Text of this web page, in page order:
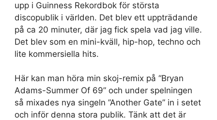
upp i Guinness Rekordbok för största
discopublik i världen. Det blev ett uppträdande
på ca 20 minuter, där jag fick spela vad jag ville.
Det blev som en mini-kväll, hip-hop, techno och
lite kommersiella hits.
Här kan man höra min skoj-remix på “Bryan
Adams-Summer Of 69” och under spelningen
så mixades nya singeln ”Another Gate” in i setet
och inför denna stora publik. Tänk att det är